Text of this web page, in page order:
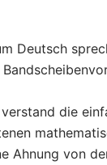
Deutsch
die
Ahnung von